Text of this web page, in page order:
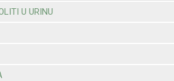
U URINU